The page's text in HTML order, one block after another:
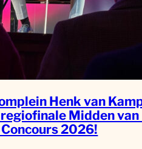
Henk van
Midden van
2026!